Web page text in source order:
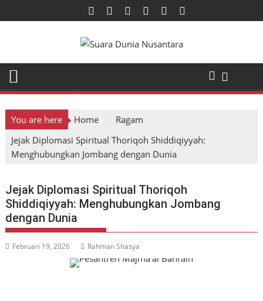
to
You are here Home
Ragam
Jejak Diplomasi Spiritual Thoriqoh Shiddiqiyyah:
Menghubungkan Jombang dengan Dunia
Jejak Diplomasi Spiritual Thoriqoh
Shiddiqiyyah: Menghubungkan Jombang
dengan Dunia
Februari 19, 2026 Rahman Shasya